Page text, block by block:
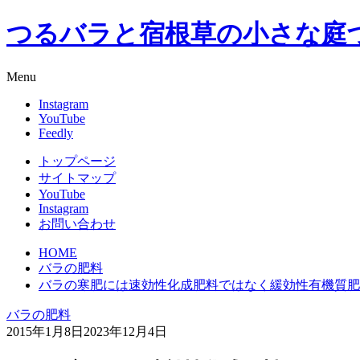
つるバラと宿根草の小さな庭
Menu
Instagram
YouTube
Feedly
トップページ
サイトマップ
YouTube
Instagram
お問い合わせ
HOME
バラの肥料
バラの寒肥には速効性化成肥料ではなく緩効性有機質肥
バラの肥料
2015年1月8日 2023年12月4日